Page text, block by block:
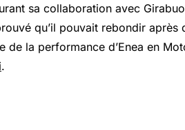
sa collaboration avec
qu’il pouvait rebondir après
la performance d’Enea en
.